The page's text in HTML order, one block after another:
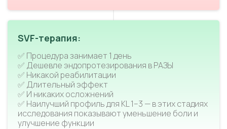
SVF-терапия:
✅ Процедура занимает 1 день
✅ Дешевле эндопротезирования в РАЗЫ
✅ Никакой реабилитации
✅ Длительный эффект
✅ И никаких осложнений
✅ Наилучший профиль для KL 1–3 — в этих стадиях
исследования показывают уменьшение боли и
улучшение функции